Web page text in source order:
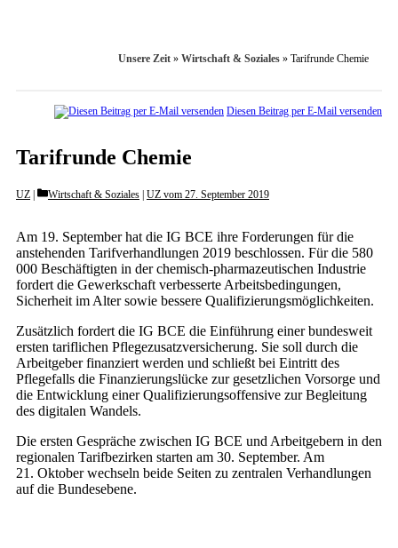
Unsere Zeit » Wirtschaft & Soziales » Tarifrunde Chemie
Diesen Beitrag per E-Mail versenden
Tarifrunde Chemie
UZ Categories
Wirtschaft & Soziales UZ vom 27. September 2019
Am 19. September hat die IG BCE ihre Forderungen für die
anstehenden Tarifverhandlungen 2019 beschlossen. Für die 580
000 Beschäftigten in der chemisch-pharmazeutischen Industrie
fordert die Gewerkschaft verbesserte Arbeitsbedingungen,
Sicherheit im Alter sowie bessere Qualifizierungsmöglichkeiten.
Zusätzlich fordert die IG BCE die Einführung einer bundesweit
ersten tariflichen Pflegezusatzversicherung. Sie soll durch die
Arbeitgeber finanziert werden und schließt bei Eintritt des
Pflegefalls die Finanzierungslücke zur gesetzlichen Vorsorge und
die Entwicklung einer Qualifizierungsoffensive zur Begleitung
des digitalen Wandels.
Die ersten Gespräche zwischen IG BCE und Arbeitgebern in den
regionalen Tarifbezirken starten am 30. September. Am
21. Oktober wechseln beide Seiten zu zentralen Verhandlungen
auf die Bundesebene.